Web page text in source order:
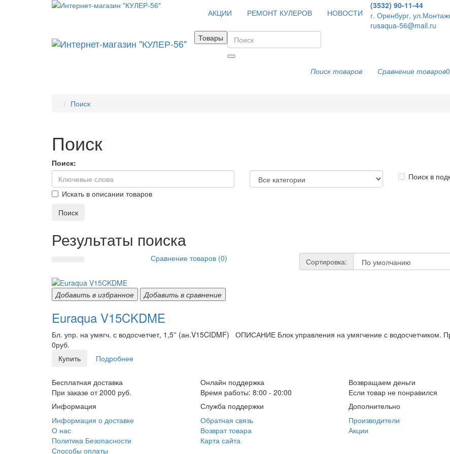
АКЦИИ РЕМОНТ КУЛЕРОВ НОВОСТИ
(3532) 90-11-44
г. Оренбург,
rusaqua-56@mail.ru
Товары
Поиск товаров Сравнение товаров0
Поиск
Поиск
Поиск:
Поиск в
Искать в описании товаров
Результаты поиска
Сравнение товаров (0) Сортировка:
Добавить в избранное Добавить в сравнение
Euraqua V15CKDME
Бл. упр. на умягч. с водосчетчет, 1,5'' (ан.V15CIDMF) ОПИСАНИЕ Блок управления на умягчение с водосчетчиком.
0руб.
Купить
Подробнее
Бесплатная доставка
При заказе от 2000 руб.
Онлайн поддержка
Время работы: 8:00 - 20:00
Возвращаем деньги
Если товар не понравился
Информация
Информация о доставке
О нас
Политика Безопасности
Способы оплаты
Служба поддержки
Обратная связь
Возврат товара
Карта сайта
Дополнительно
Производители
Акции